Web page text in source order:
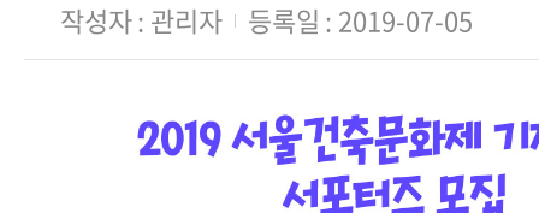
작성자 관리자 등록일 2019-07-05